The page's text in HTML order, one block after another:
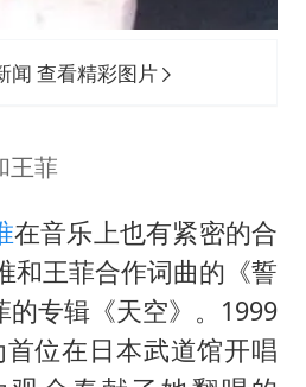
闻 查看精彩图片
王菲
在音乐上也有紧密的合
和王菲合作词曲的《誓
的专辑《天空》。1999
位在日本武道馆开唱